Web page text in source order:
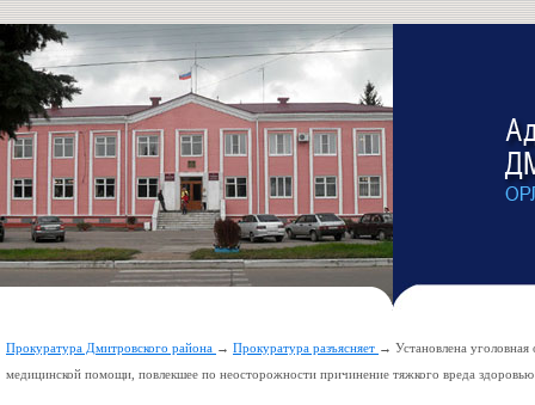
Прокуратура Дмитровского района → Прокуратура разъясняет → Установлена уголовная
медицинской помощи, повлекшее по неосторожности причинение тяжкого вреда здоровью